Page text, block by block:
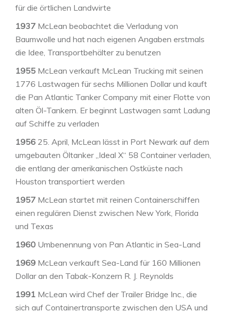
für die örtlichen Landwirte
1937 McLean beobachtet die Verladung von
Baumwolle und hat nach eigenen Angaben erstmals
die Idee, Transportbehälter zu benutzen
1955 McLean verkauft McLean Trucking mit seinen
1776 Lastwagen für sechs Millionen Dollar und kauft
die Pan Atlantic Tanker Company mit einer Flotte von
alten Öl-Tankern. Er beginnt Lastwagen samt Ladung
auf Schiffe zu verladen
1956 25. April, McLean lässt in Port Newark auf dem
umgebauten Öltanker „Ideal X“ 58 Container verladen,
die entlang der amerikanischen Ostküste nach
Houston transportiert werden
1957 McLean startet mit reinen Containerschiffen
einen regulären Dienst zwischen New York, Florida
und Texas
1960 Umbenennung von Pan Atlantic in Sea-Land
1969 McLean verkauft Sea-Land für 160 Millionen
Dollar an den Tabak-Konzern R. J. Reynolds
1991 McLean wird Chef der Trailer Bridge Inc., die
sich auf Containertransporte zwischen den USA und